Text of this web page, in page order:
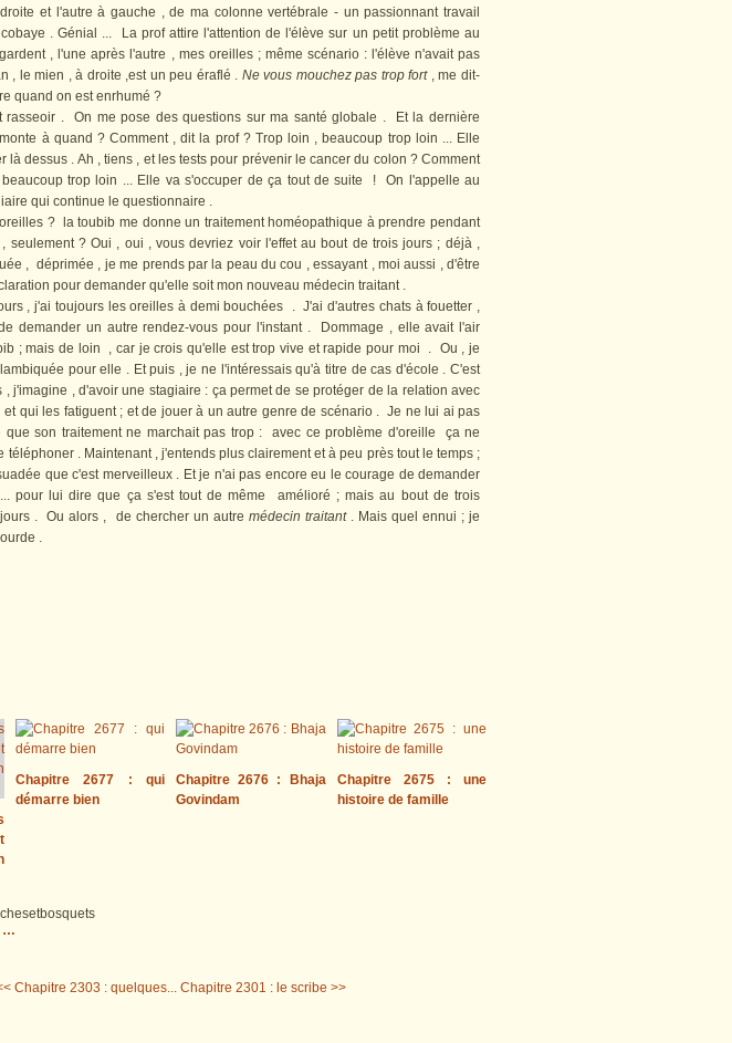
et l'autre à gauche , de ma colonne vertébrale - un passionnant travail
. Génial ... La prof attire l'attention de l'élève sur un petit problème au
, l'une après l'autre , mes oreilles ; même scénario : l'élève n'avait pas
, le mien , à droite ,est un peu éraflé . Ne vous mouchez pas trop fort, me dit-
quand on est enrhumé ?
. On me pose des questions sur ma santé globale . Et la dernière
à quand ? Comment , dit la prof ? Trop loin , beaucoup trop loin ... Elle
là dessus . Ah , tiens , et les tests pour prévenir le cancer du colon ? Comment
trop loin ... Elle va s'occuper de ça tout de suite ! On l'appelle au
qui continue le questionnaire .
? la toubib me donne un traitement homéopathique à prendre pendant
seulement ? Oui , oui , vous devriez voir l'effet au bout de trois jours ; déjà ,
, déprimée , je me prends par la peau du cou , essayant , moi aussi , d'être
pour demander qu'elle soit mon nouveau médecin traitant .
, j'ai toujours les oreilles à demi bouchées . J'ai d'autres chats à fouetter ,
demander un autre rendez-vous pour l'instant . Dommage , elle avait l'air
; mais de loin , car je crois qu'elle est trop vive et rapide pour moi . Ou , je
pour elle . Et puis , je ne l'intéressais qu'à titre de cas d'école . C'est
, j'imagine , d'avoir une stagiaire : ça permet de se protéger de la relation avec
qui les fatiguent ; et de jouer à un autre genre de scénario . Je ne lui ai pas
que son traitement ne marchait pas trop : avec ce problème d'oreille ça ne
. Maintenant , j'entends plus clairement et à peu près tout le temps ;
que c'est merveilleux . Et je n'ai pas encore eu le courage de demander
pour lui dire que ça s'est tout de même amélioré ; mais au bout de trois
. Ou alors , de chercher un autre médecin traitant . Mais quel ennui ; je
.
Chapitre 2677 : qui
démarre bien
Chapitre 2676 : Bhaja
Govindam
Chapitre 2675 : une
histoire de famille
…
Chapitre 2303 : quelques... Chapitre 2301 : le scribe >>